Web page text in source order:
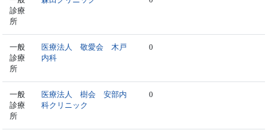
診療
所
一般
診療
所
医療法人 敬愛会 木戸
内科
0
一般
診療
所
医療法人 樹会 安部内
科クリニック
0